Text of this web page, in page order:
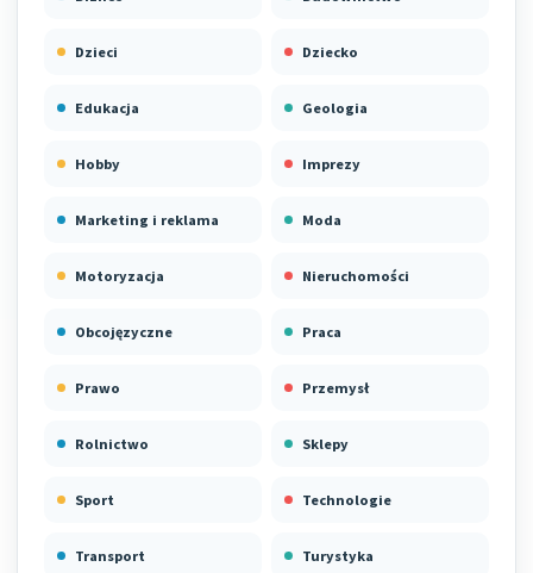
Dzieci Dziecko
Edukacja Geologia
Hobby Imprezy
Marketing i reklama Moda
Motoryzacja Nieruchomości
Obcojęzyczne Praca
Prawo Przemysł
Rolnictwo Sklepy
Sport Technologie
Transport Turystyka